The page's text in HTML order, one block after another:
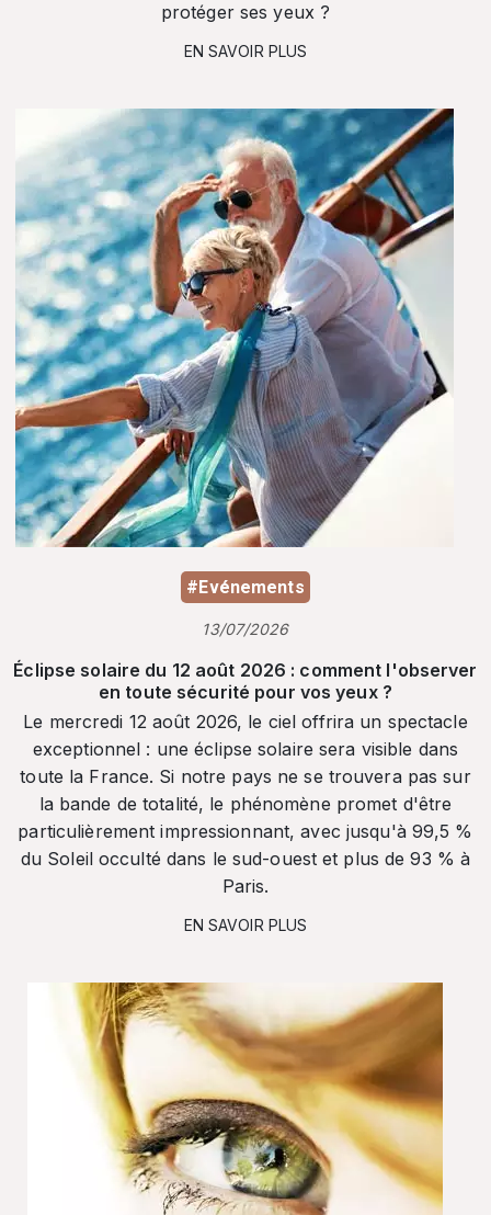
protéger ses yeux ?
EN SAVOIR PLUS
#Evénements
13/07/2026
Éclipse solaire du 12 août 2026 : comment l'observer
en toute sécurité pour vos yeux ?
Le mercredi 12 août 2026, le ciel offrira un spectacle
exceptionnel : une éclipse solaire sera visible dans
toute la France. Si notre pays ne se trouvera pas sur
la bande de totalité, le phénomène promet d'être
particulièrement impressionnant, avec jusqu'à 99,5 %
du Soleil occulté dans le sud-ouest et plus de 93 % à
Paris.
EN SAVOIR PLUS